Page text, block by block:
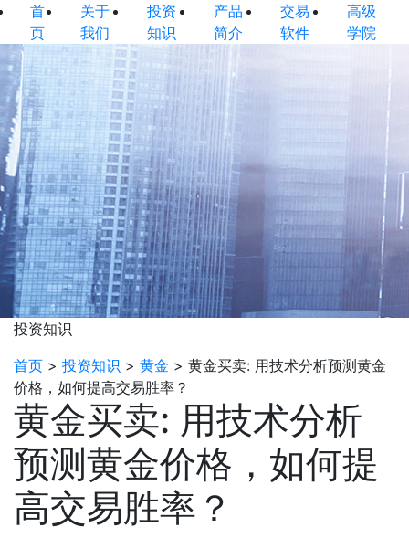
首
页
关于
我们
投资
知识
产品
简介
交易
软件
高级
学院
投资知识
首页 > 投资知识 > 黄金 > 黄金买卖: 用技术分析预测黄金
价格，如何提高交易胜率？
黄金买卖: 用技术分析
预测黄金价格，如何提
高交易胜率？